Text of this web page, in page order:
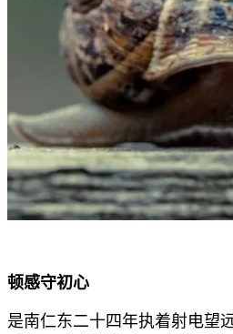
顿感守初心
是南仁东二十四年执着射电望